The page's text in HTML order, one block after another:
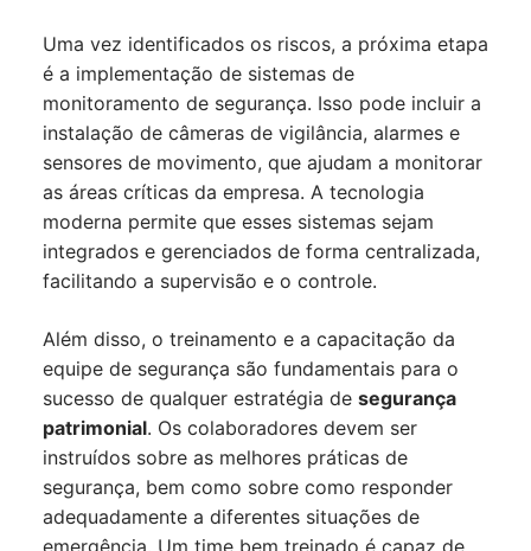
Uma vez identificados os riscos, a próxima etapa
é a implementação de sistemas de
monitoramento de segurança. Isso pode incluir a
instalação de câmeras de vigilância, alarmes e
sensores de movimento, que ajudam a monitorar
as áreas críticas da empresa. A tecnologia
moderna permite que esses sistemas sejam
integrados e gerenciados de forma centralizada,
facilitando a supervisão e o controle.
Além disso, o treinamento e a capacitação da
equipe de segurança são fundamentais para o
sucesso de qualquer estratégia de segurança
patrimonial. Os colaboradores devem ser
instruídos sobre as melhores práticas de
segurança, bem como sobre como responder
adequadamente a diferentes situações de